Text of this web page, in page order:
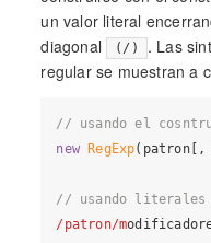
un valor literal
diagonal
(/)
. Las
regular se muestran a
// usando el
new RegExp(patron[,
// usando literales
/patron/m